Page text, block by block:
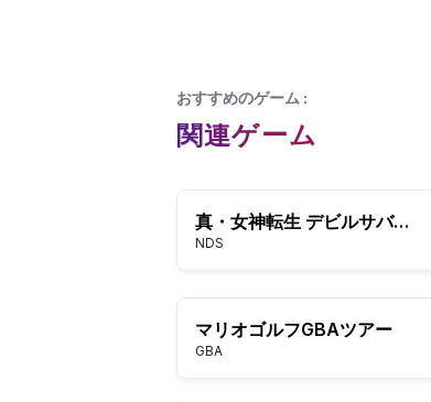
おすすめのゲーム :
関連ゲーム
真・女神転生 デビルサバイバー
NDS
マリオゴルフGBAツアー
GBA